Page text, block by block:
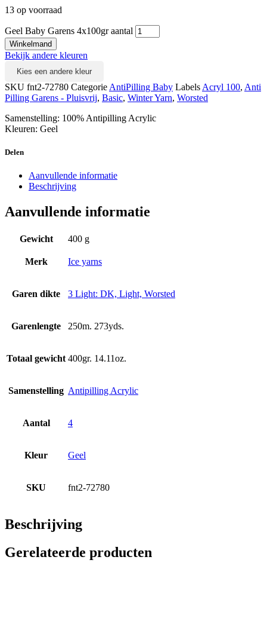
13 op voorraad
Geel Baby Garens 4x100gr aantal
Winkelmand
Bekijk andere kleuren
Kies een andere kleur
SKU fnt2-72780 Categorie AntiPilling Baby Labels Acryl 100, Anti
Pilling Garens - Pluisvrij, Basic, Winter Yarn, Worsted
Samenstelling: 100% Antipilling Acrylic
Kleuren: Geel
Delen
Aanvullende informatie
Beschrijving
Aanvullende informatie
Gewicht 400 g
Merk Ice yarns
Garen dikte 3 Light: DK, Light, Worsted
Garenlengte 250m. 273yds.
Totaal gewicht 400gr. 14.11oz.
Samenstelling Antipilling Acrylic
Aantal 4
Kleur Geel
SKU fnt2-72780
Beschrijving
Gerelateerde producten